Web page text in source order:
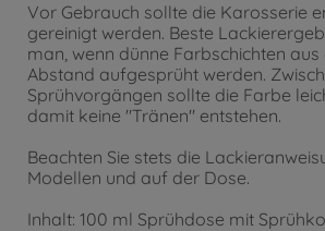
Vor Gebrauch sollte die Karosserie
gereinigt werden. Beste
man, wenn dünne Farbschichten aus
Abstand aufgesprüht werden.
Sprühvorgängen sollte die Farbe
damit keine "Tränen" entstehen.
Beachten Sie stets die
Modellen und auf der Dose.
Inhalt: 100 ml Sprühdose mit